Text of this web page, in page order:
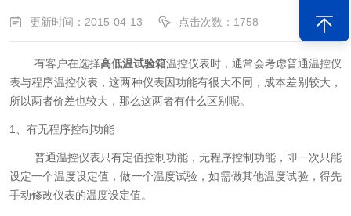
更新时间：2015-04-13 点击次数：1758
有客户在选择高低温试验箱温控仪表时，通常会考虑普通温控仪
表与程序温控仪表，这两种仪表因功能有很大不同，成本差别较大，
所以两者价差也较大，那么这两者有什么区别呢。
1、有无程序控制功能
普通温控仪表只有定值控制功能，无程序控制功能，即一次只能
设定一个温度设定值，做一个温度试验，如需做其他温度试验，得先
手动修改仪表的温度设定值。